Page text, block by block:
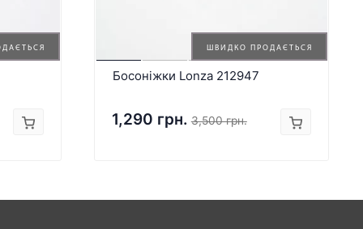
ШВИДКО ПРОДАЄТЬСЯ
Босоніжки Lonza 212947
1,290 грн. 3,500 грн.